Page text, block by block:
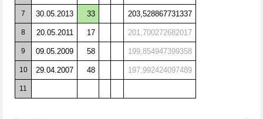
7 30.05.2013 33 203,528867731337
8 20.05.2011 17 201,700272682017
9 09.05.2009 58 199,854947399358
10 29.04.2007 48 197,992424097489
11